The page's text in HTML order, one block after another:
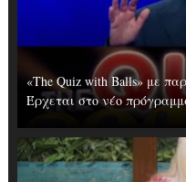
«The Quiz with Balls» με
Έρχεται στο νέο